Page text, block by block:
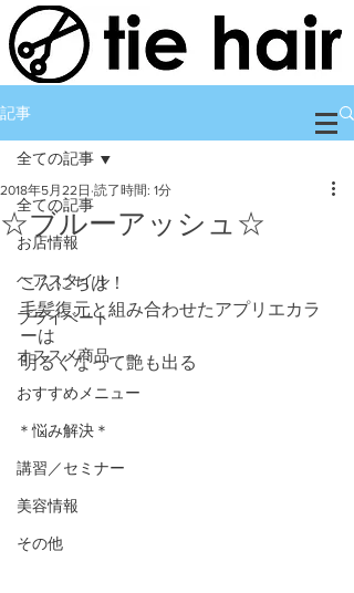
記事
全ての記事
お店情報
ヘアスタイル
プライベート
オススメ商品
おすすめメニュー
＊悩み解決＊
講習／セミナー
美容情報
その他
全ての記事
☆ブルーアッシュ☆
2018年5月22日 読了時間: 1分
こんにちは！
毛髪復元と組み合わせたアプリエカラ
ーは
明るくなって艶も出る